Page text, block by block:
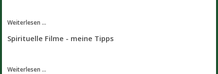
Weiterlesen ...
Spirituelle Filme - meine Tipps
Weiterlesen ...